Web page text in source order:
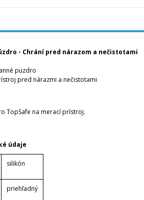
- Chrání pred nárazom a nečistotami
puzdro
pred nárazmi a nečistotami
TopSafe na merací prístroj.
údaje
silikón
priehľadný